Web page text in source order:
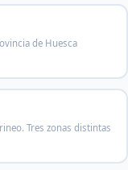
de Huesca
Tres zonas distintas